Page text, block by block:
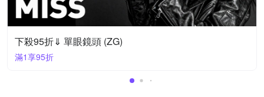
下殺95折⇓ 單眼鏡頭 (ZG)
滿1享95折